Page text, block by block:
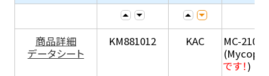
商品詳細
データシート
KM881012 KAC
MC-210 (
です！)